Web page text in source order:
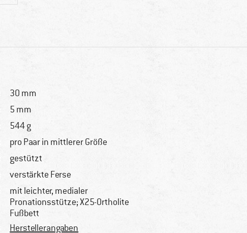
30 mm
5 mm
544 g
pro Paar in mittlerer Größe
gestützt
verstärkte Ferse
mit leichter, medialer
Pronationsstütze; X25-Ortholite
Fußbett
Herstellerangaben